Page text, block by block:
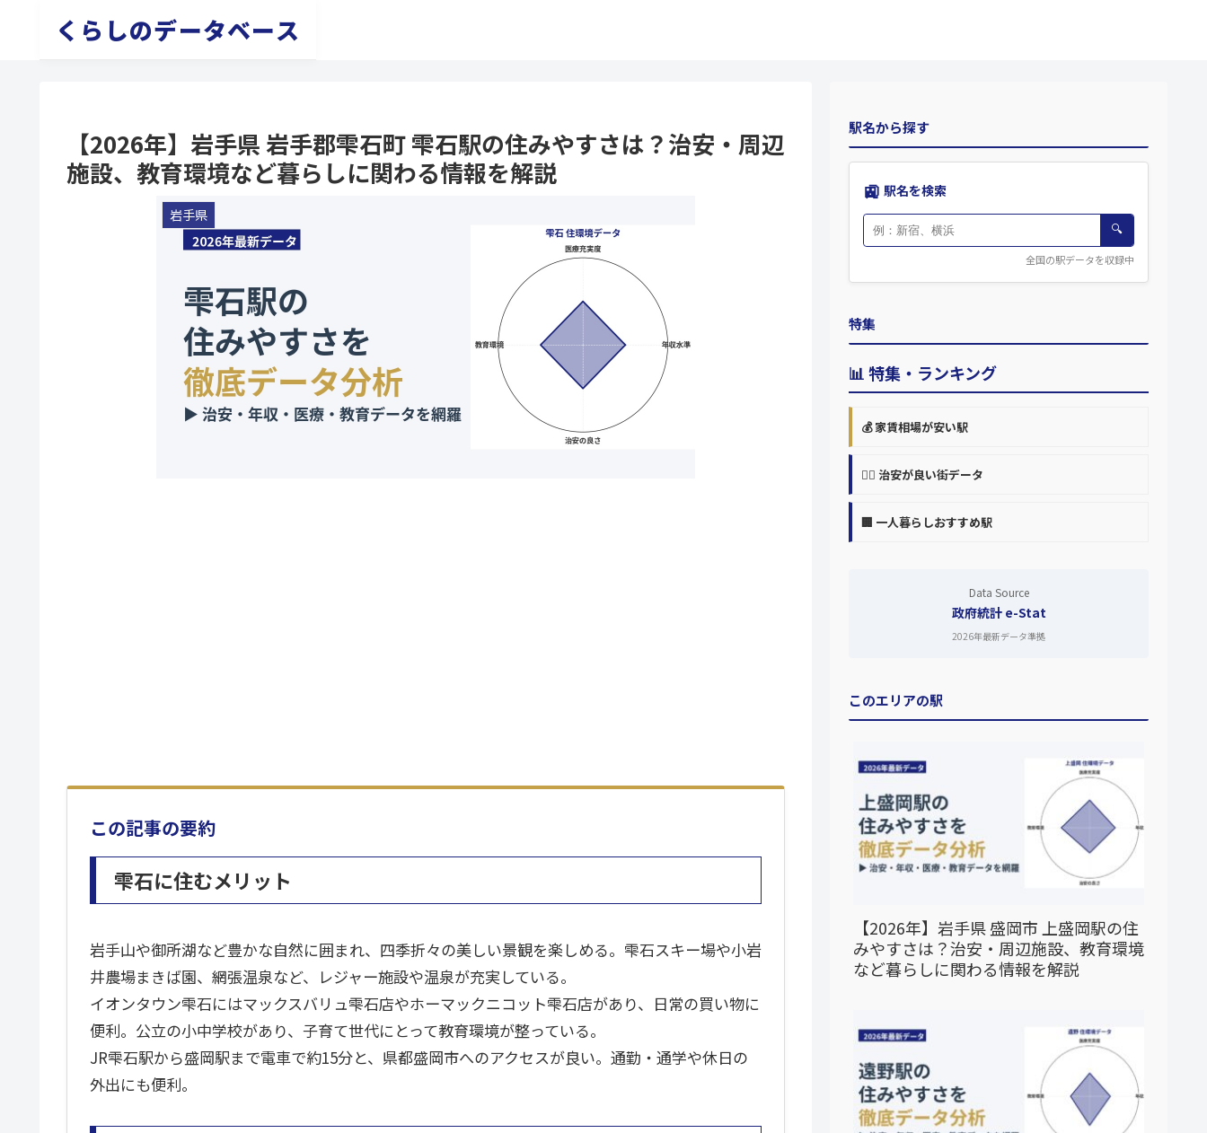
くらしのデータベース
【2026年】岩手県 岩手郡雫石町 雫石駅の住みやすさは？治安・周辺
施設、教育環境など暮らしに関わる情報を解説
岩手県
この記事の要約
雫石に住むメリット
岩手山や御所湖など豊かな自然に囲まれ、四季折々の美しい景観を楽しめる。雫石スキー場や小岩
井農場まきば園、網張温泉など、レジャー施設や温泉が充実している。
イオンタウン雫石にはマックスバリュ雫石店やホーマックニコット雫石店があり、日常の買い物に
便利。公立の小中学校があり、子育て世代にとって教育環境が整っている。
JR雫石駅から盛岡駅まで電車で約15分と、県都盛岡市へのアクセスが良い。通勤・通学や休日の
外出にも便利。
駅名から探す
🚉 駅名を検索
🔍
全国の駅データを収録中
特集
📊 特集・ランキング
💰 家賃相場が安い駅
👮‍♀️ 治安が良い街データ
🏢 一人暮らしおすすめ駅
Data Source
政府統計 e-Stat
2026年最新データ準拠
このエリアの駅
【2026年】岩手県 盛岡市 上盛岡駅の住
みやすさは？治安・周辺施設、教育環境
など暮らしに関わる情報を解説